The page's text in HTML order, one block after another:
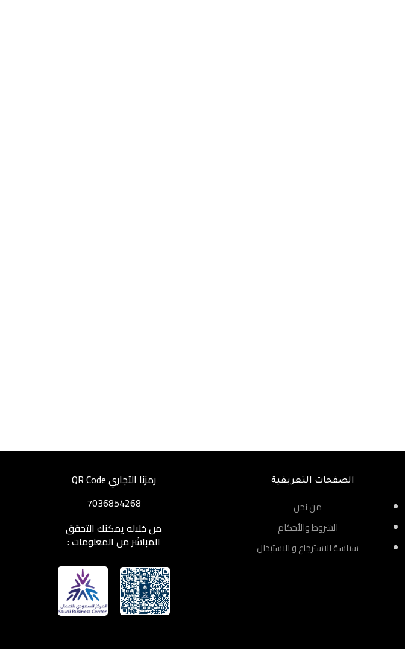
الصفحات التعريفية
من نحن
الشروط والأحكام
سياسة الاسترجاع و الاستبدال
رمزنا التجاري QR Code
7036854268
من خلاله يمكنك التحقق
المباشر من المعلومات :